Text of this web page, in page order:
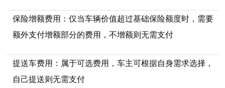
保险增额费用：仅当车辆价值超过基础保险额度时，需要
额外支付增额部分的费用，不增额则无需支付
提送车费用：属于可选费用，车主可根据自身需求选择，
自己提送则无需支付